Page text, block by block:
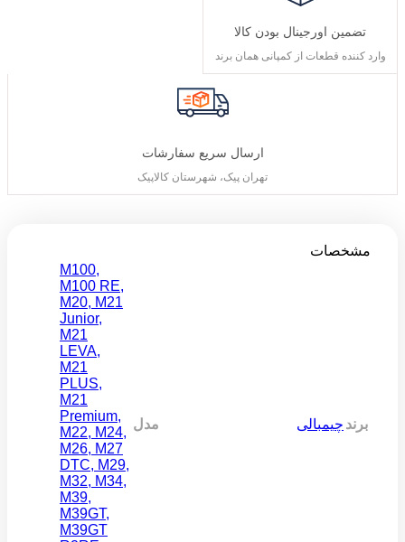
تضمین اورجینال بودن کالا
وارد کننده قطعات از کمپانی همان برند
ارسال سریع سفارشات
تهران پیک، شهرستان کالاپیک
مشخصات
برند چیمبالی مدل
M100,
M100 RE,
M20, M21
Junior,
M21
LEVA,
M21
PLUS,
M21
Premium,
M22, M24,
M26, M27
DTC, M29,
M32, M34,
M39,
M39GT,
M39GT